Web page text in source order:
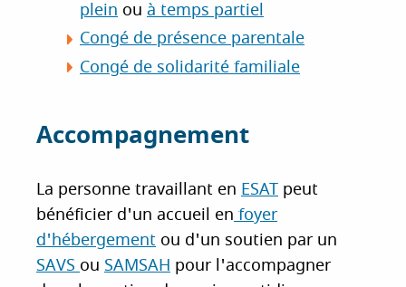
plein ou à temps partiel
Congé de présence parentale
Congé de solidarité familiale
Accompagnement
La personne travaillant en ESAT peut
bénéficier d'un accueil en foyer
d'hébergement ou d'un soutien par un
SAVS ou SAMSAH pour l'accompagner